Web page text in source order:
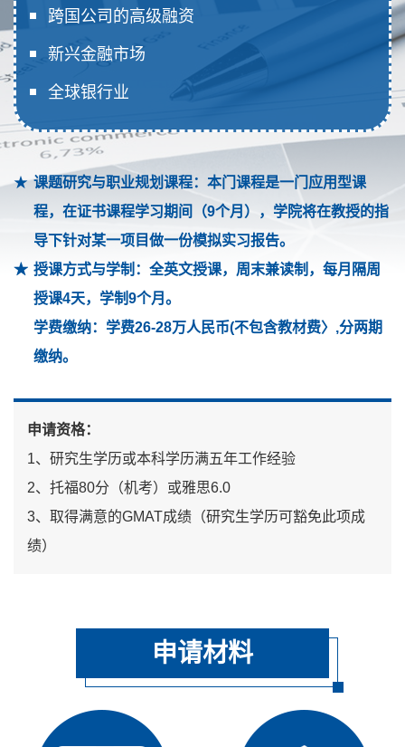
跨国公司的高级融资
新兴金融市场
全球银行业
课题研究与职业规划课程：本门课程是一门应用型课
程，在证书课程学习期间（9个月），学院将在教授的指
导下针对某一项目做一份模拟实习报告。
授课方式与学制：全英文授课，周末兼读制，每月隔周
授课4天，学制9个月。
学费缴纳：学费26-28万人民币(不包含教材费〉,分两期
缴纳。
申请资格：
1、研究生学历或本科学历满五年工作经验
2、托福80分（机考）或雅思6.0
3、取得满意的GMAT成绩（研究生学历可豁免此项成
绩）
申请材料